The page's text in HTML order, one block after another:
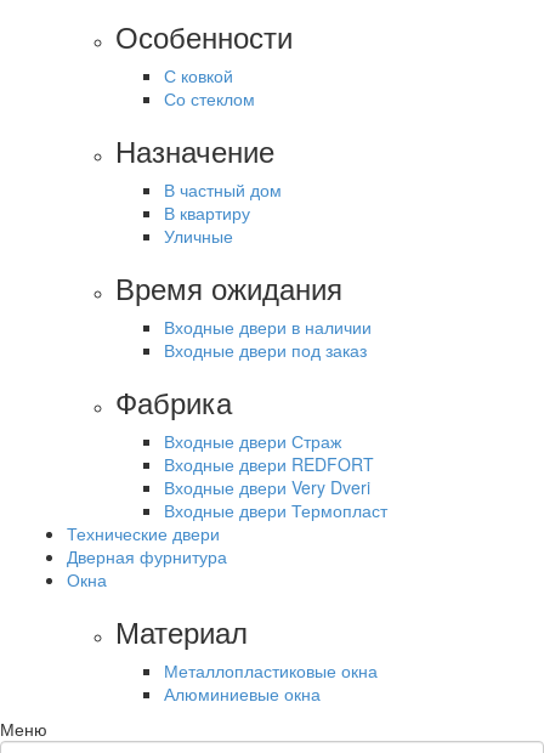
Особенности
С ковкой
Со стеклом
Назначение
В частный дом
В квартиру
Уличные
Время ожидания
Входные двери в наличии
Входные двери под заказ
Фабрика
Входные двери Страж
Входные двери REDFORT
Входные двери Very Dveri
Входные двери Термопласт
Технические двери
Дверная фурнитура
Окна
Материал
Металлопластиковые окна
Алюминиевые окна
Меню